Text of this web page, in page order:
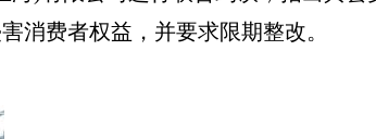
消费者权益，并要求限期整改。